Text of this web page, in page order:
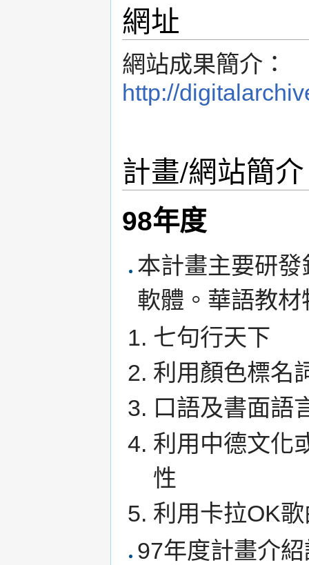
網址
網站成果簡介：
http://
計畫/網站簡介
98年度
本計畫主要研
軟體。華語教
七句行天下
利用顏色標名
口語及書面語
利用中德文化
性
利用卡拉OK
97年度計畫介